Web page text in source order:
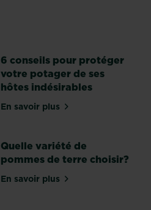
6 conseils pour protéger
votre potager de ses
hôtes indésirables
En savoir plussur 6 conseils pour
Quelle variété de
pommes de terre choisir?
En savoir plussur Quelle variété de